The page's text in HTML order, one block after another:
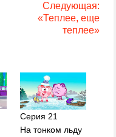
Следующая:
«Теплее, еще
теплее»
Серия 21
На тонком льду